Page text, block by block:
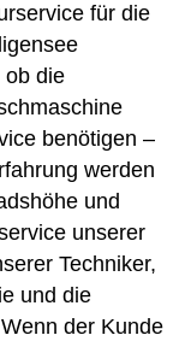
für die
ob die
benötigen –
werden
und
unserer
Techniker,
und die
der Kunde